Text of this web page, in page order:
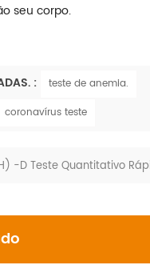
seu corpo.
:
teste de anemia.
coronavírus teste
-D Teste Quantitativo